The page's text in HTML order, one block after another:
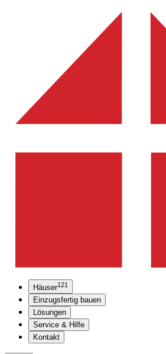
Häuser121
Einzugsfertig bauen
Lösungen
Service & Hilfe
Kontakt